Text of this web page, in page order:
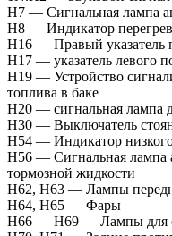
H7 — Сигнальная лампа
H8 — Индикатор
H16 — Правый указатель
H17 — указатель левого
Н19 — Устройство
топлива в баке
H20 — сигнальная лампа
H30 — Выключатель
H54 — Индикатор низкого
H56 — Сигнальная лампа
тормозной жидкости
Н62, Н63 — Лампы
H64, H65 — Фары
H66 — H69 — Лампы для